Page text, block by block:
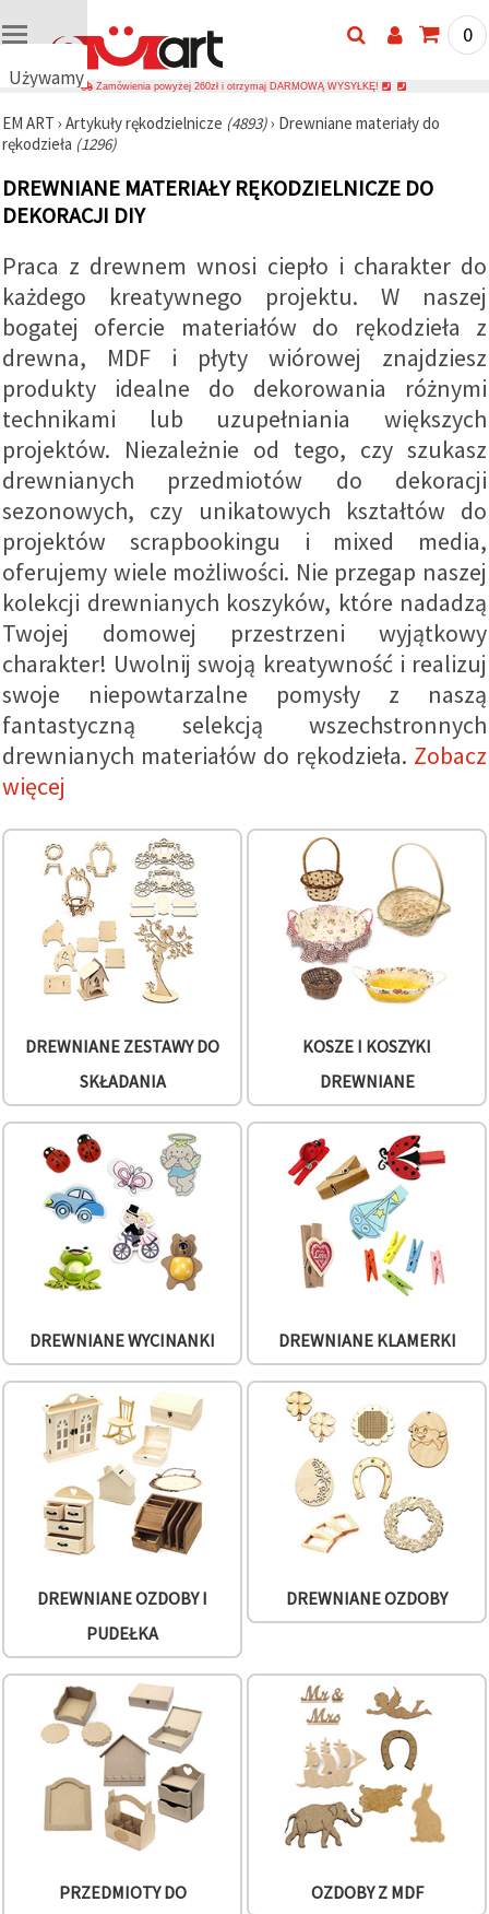
Używamy
cookie
🍪
plików
cookie i
podobnych
aby
zapewnić
prawidłowe
działanie
strony
internetowej,
poprawić
komfort
korzystania
z niej oraz,
zgodą,
analizować
ruch i
wyświetlać
bardziej
trafne treści
oraz
reklamy,
również
przy
wsparciu
naszych
partnerów
i
marketingowych.
zgodzić się
na
używanie
plików
cookie,
klikając
"Akceptuj
wszystkie!"
wskazać
preferencje
Ustawieniach,
dany typ
plików
przycisk
"Zapisz"
Akceptuj
wszystkie
Ustawienia
0
Zamówienia powyżej 260zł i otrzymaj DARMOWĄ WYSYŁKĘ!
EM ART › Artykuły rękodzielnicze (4893)› Drewniane materiały do
rękodzieła (1296)
DREWNIANE MATERIAŁY RĘKODZIELNICZE DO
DEKORACJI DIY
Praca z drewnem wnosi ciepło i charakter do
każdego kreatywnego projektu. W naszej
bogatej ofercie materiałów do rękodzieła z
drewna, MDF i płyty wiórowej znajdziesz
produkty idealne do dekorowania różnymi
technikami lub uzupełniania większych
projektów. Niezależnie od tego, czy szukasz
drewnianych przedmiotów do dekoracji
sezonowych, czy unikatowych kształtów do
projektów scrapbookingu i mixed media,
oferujemy wiele możliwości. Nie przegap naszej
kolekcji drewnianych koszyków, które nadadzą
Twojej domowej przestrzeni wyjątkowy
charakter! Uwolnij swoją kreatywność i realizuj
swoje niepowtarzalne pomysły z naszą
fantastyczną selekcją wszechstronnych
drewnianych materiałów do rękodzieła. Zobacz
więcej
DREWNIANE ZESTAWY DO
SKŁADANIA
KOSZE I KOSZYKI
DREWNIANE
DREWNIANE WYCINANKI DREWNIANE KLAMERKI
DREWNIANE OZDOBY I
PUDEŁKA
DREWNIANE OZDOBY
PRZEDMIOTY DO
OZDOBY Z MDF